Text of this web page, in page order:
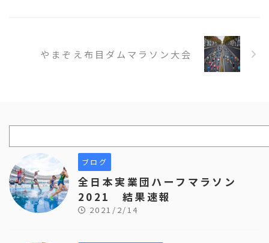
やまぞえ布目ダムマラソン大会
ブログ
全日本実業団ハーフマラソン
2021 結果速報
2021/2/14